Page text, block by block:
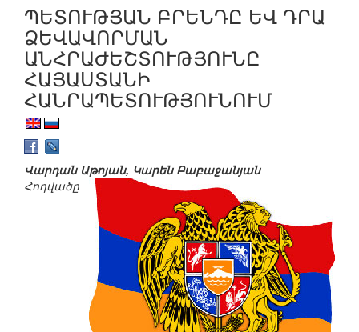
ՊԵՏՈՒԹՅԱՆ ԲՐԵՆԴԸ ԵՎ ԴՐԱ
ՁԵՎԱՎՈՐՄԱՆ
ԱՆՀՐԱԺԵՇՏՈՒԹՅՈՒՆԸ
ՀԱՅԱՍՏԱՆԻ
ՀԱՆՐԱՊԵՏՈՒԹՅՈՒՆՈՒՄ
Վարդան Աթոյան, Կարեն Բաբաջանյան
Հոդվածը